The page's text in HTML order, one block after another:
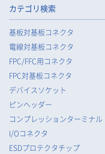
られるよう、必要か
様等の個人データの
督を行います。
当社は、法令で例外
等の個人データをあ
三者に提供すること
当社は、法令で不
ータを提供したと
認・記録義務を適正
カテゴリ検索
基板対基板コネクタ
電線対基板コネクタ
FPC/FFC用コネクタ
FPC対基板コネクタ
デバイスソケット
ピンヘッダー
コンプレッションターミナル
I/Oコネクタ
ESDプロテクタチップ